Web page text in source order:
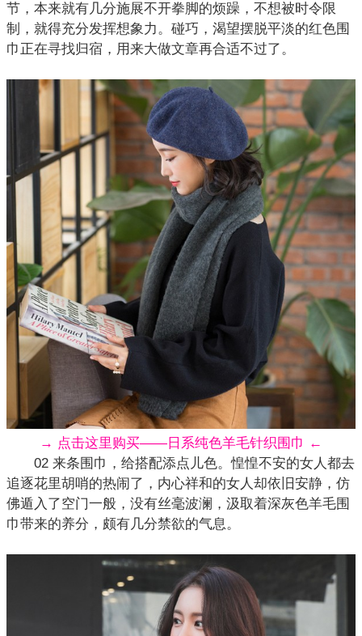
节，本来就有几分施展不开拳脚的烦躁，不想被时令限
制，就得充分发挥想象力。碰巧，渴望摆脱平淡的红色围
巾正在寻找归宿，用来大做文章再合适不过了。
→ 点击这里购买——日系纯色羊毛针织围巾 ←
02 来条围巾，给搭配添点儿色。惶惶不安的女人都去
追逐花里胡哨的热闹了，内心祥和的女人却依旧安静，仿
佛遁入了空门一般，没有丝毫波澜，汲取着深灰色羊毛围
巾带来的养分，颇有几分禁欲的气息。